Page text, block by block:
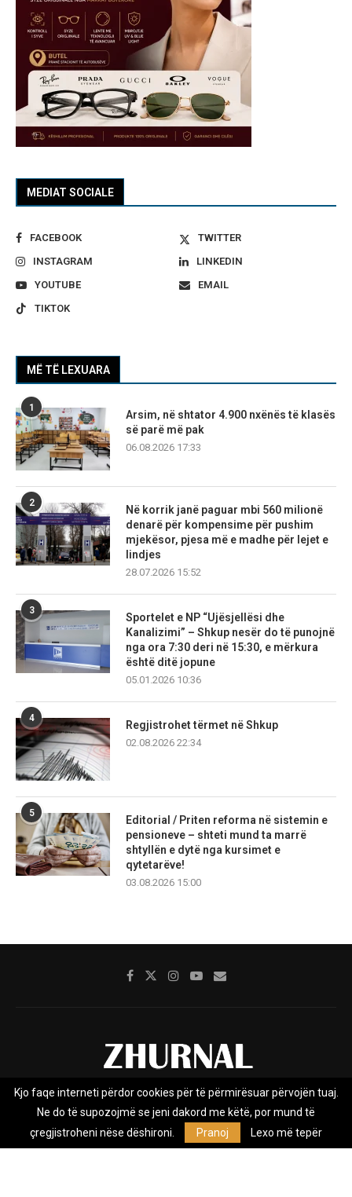
MEDIAT SOCIALE
FACEBOOK
TWITTER
INSTAGRAM
LINKEDIN
YOUTUBE
EMAIL
TIKTOK
MË TË LEXUARA
1
Arsim, në shtator 4.900 nxënës të klasës
së parë më pak
06.08.2026 17:33
2
Në korrik janë paguar mbi 560 milionë
denarë për kompensime për pushim
mjekësor, pjesa më e madhe për lejet e
lindjes
28.07.2026 15:52
3
Sportelet e NP “Ujësjellësi dhe
Kanalizimi” – Shkup nesër do të punojnë
nga ora 7:30 deri në 15:30, e mërkura
është ditë jopune
05.01.2026 10:36
4
Regjistrohet tërmet në Shkup
02.08.2026 22:34
5
Editorial / Priten reforma në sistemin e
pensioneve – shteti mund ta marrë
shtyllën e dytë nga kursimet e
qytetarëve!
03.08.2026 15:00
Rreth nesh Impresumi Marketing
Privacy Policy
Zhurnal.mk është Agjenci e Lajmeve e pavarur, e themeluar në vitin
Kjo faqe interneti përdor cookies për të përmirësuar përvojën tuaj.
Ne do të supozojmë se jeni dakord me këtë, por mund të
çregjistroheni nëse dëshironi.
Pranoj Lexo më tepër